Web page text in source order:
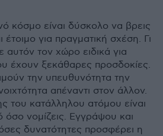
κόσμο είναι δύσκολο να βρεις
έτοιμο για πραγματική σχέση. Γι
τον χώρο ειδικά για
έχουν ξεκάθαρες προσδοκίες.
την υπευθυνότητα την
απέναντι στον άλλον.
του κατάλληλου ατόμου είναι
νομίζεις. Εγγράψου και
δυνατότητες προσφέρει η